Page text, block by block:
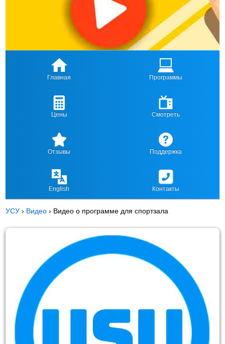
Главная Программы
Цены Смотреть
Отзывы Поддержка
English Контакты
УСУ › Видео › Видео о программе для спортзала